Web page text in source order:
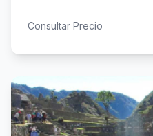
Machu Picchu y la
Consultar Precio